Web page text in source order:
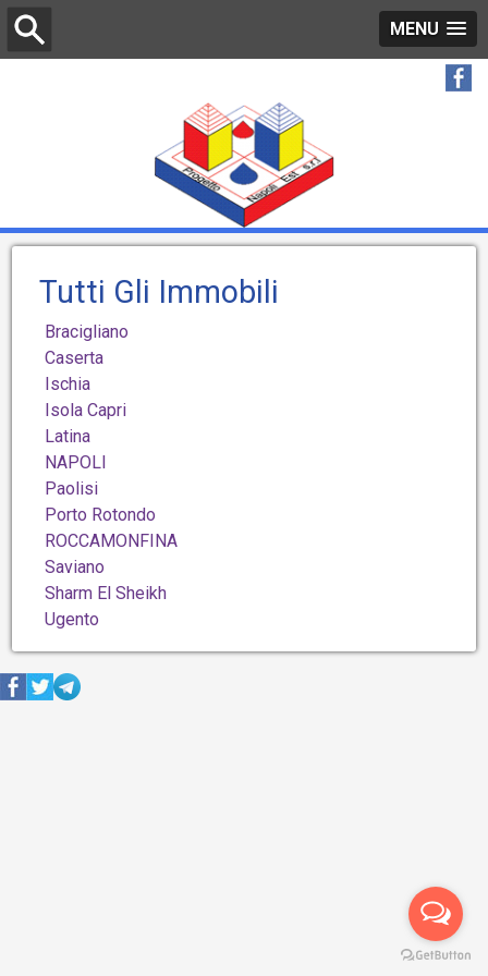
MENU
Tutti Gli Immobili
Bracigliano
Caserta
Ischia
Isola Capri
Latina
NAPOLI
Paolisi
Porto Rotondo
ROCCAMONFINA
Saviano
Sharm El Sheikh
Ugento